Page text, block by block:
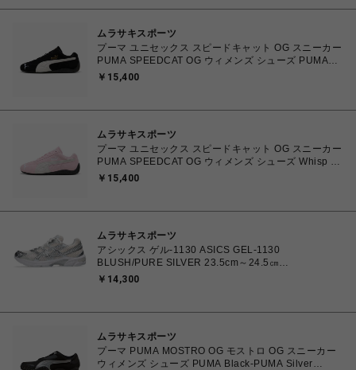
ムラサキスポーツ
プーマ ユニセックス スピードキャット OG スニーカー
PUMA SPEEDCAT OG ウィメンズ シューズ PUMA
Black-PUMA White 23.0cm～25.0cm 398846_01
￥15,400
ムラサキスポーツ
プーマ ユニセックス スピードキャット OG スニーカー
PUMA SPEEDCAT OG ウィメンズ シューズ Whisp Of
Pink-PUMA White 23.0cm～25.0cm 398846_04
￥15,400
ムラサキスポーツ
アシックス ゲル-1130 ASICS GEL-1130
BLUSH/PURE SILVER 23.5cm～24.5㎝
1203A609.700 4571633242793 レディース スニーカ
￥14,300
ムラサキスポーツ
プーマ PUMA MOSTRO OG モストロ OG スニーカー
ウィメンズ シューズ PUMA Black-PUMA Silver